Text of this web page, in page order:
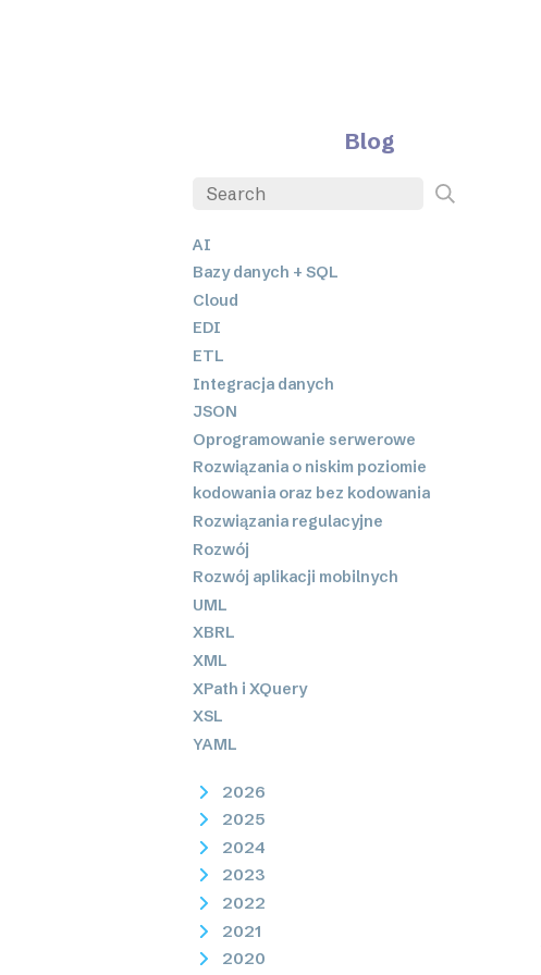
Blog
AI
Bazy danych + SQL
Cloud
EDI
ETL
Integracja danych
JSON
Oprogramowanie serwerowe
Rozwiązania o niskim poziomie
kodowania oraz bez kodowania
Rozwiązania regulacyjne
Rozwój
Rozwój aplikacji mobilnych
UML
XBRL
XML
XPath i XQuery
XSL
YAML
2026
2025
2024
2023
2022
2021
2020